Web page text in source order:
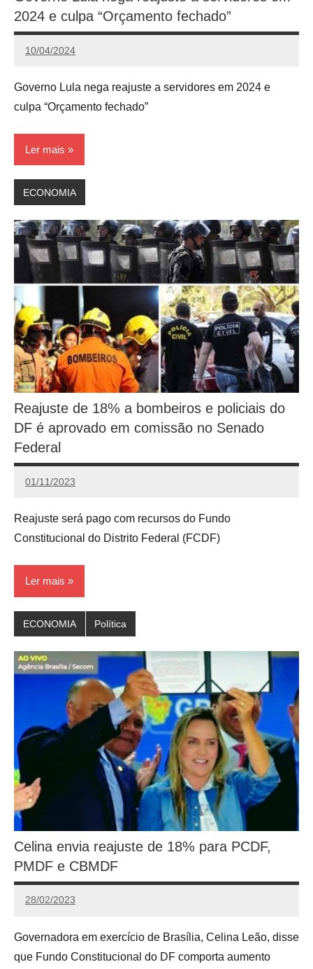
2024 e culpa “Orçamento fechado”
10/04/2024
Redação
Governo Lula nega reajuste a servidores em 2024 e
culpa “Orçamento fechado”
Ler mais
ECONOMIA
Reajuste de 18% a bombeiros e policiais do
DF é aprovado em comissão no Senado
Federal
01/11/2023
Calango
Reajuste será pago com recursos do Fundo
Constitucional do Distrito Federal (FCDF)
Ler mais
ECONOMIA Política
Celina envia reajuste de 18% para PCDF,
PMDF e CBMDF
28/02/2023
Redação
Governadora em exercício de Brasília, Celina Leão, disse
que Fundo Constitucional do DF comporta aumento